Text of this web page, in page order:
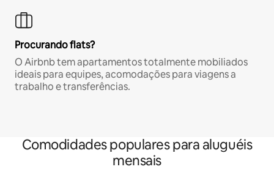
Procurando flats?
O Airbnb tem apartamentos totalmente mobiliados
ideais para equipes, acomodações para viagens a
trabalho e transferências.
Comodidades populares para aluguéis
mensais